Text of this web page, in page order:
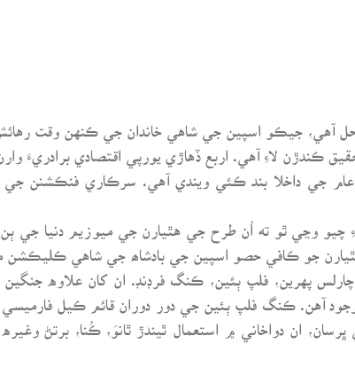
آهي، جيڪو اسپين جي شاهي خاندان جي ڪنهن وقت
ڪندڙن لاءِ آهي. اربع ڏهاڙي يورپي اقتصادي برادريءَ
عام جي داخلا بند ڪئي ويندي آهي. سرڪاري فنڪشنن
چيو وڃي ٿو ته اُن طرح جي هٿيارن جي ميوزيم دنيا
قائم آهي. هٿيارن جو ڪافي حصو اسپين جي بادشاھ جي شاهي
فلپ ٻئين، ڪنگ فرڊنڊ. ان کان علاوه جنگين ۾